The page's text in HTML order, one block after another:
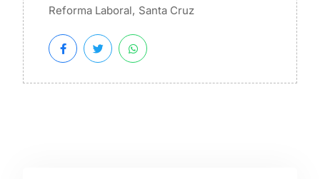
Reforma Laboral, Santa Cruz